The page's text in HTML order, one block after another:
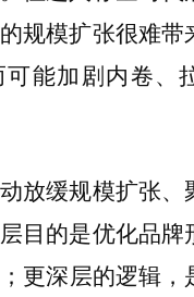
规模扩张很难带
能加剧内卷、
放缓规模扩张、
目的是优化品牌
更深层的逻辑，